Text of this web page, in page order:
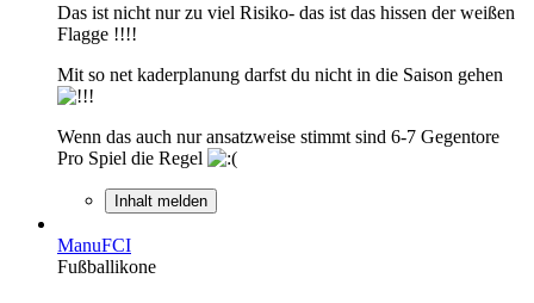
Das ist nicht nur zu viel Risiko- das ist das hissen der weißen
Flagge !!!!
Mit so net kaderplanung darfst du nicht in die Saison gehen
Wenn das auch nur ansatzweise stimmt sind 6-7 Gegentore
Pro Spiel die Regel
Inhalt melden
ManuFCI
Fußballikone